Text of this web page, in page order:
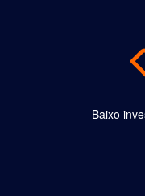
Baixo